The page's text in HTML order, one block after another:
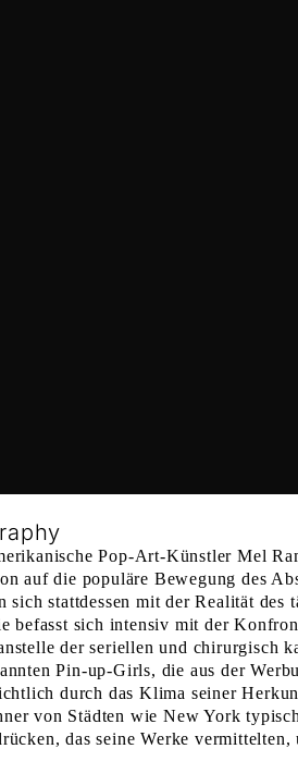
Pop-Art-Künstler Mel
auf die populäre Bewegung des
sich stattdessen mit der Realität des
befasst sich intensiv mit der
der seriellen und chirurgisch
Pin-up-Girls, die aus der
durch das Klima seiner
von Städten wie New York
das seine Werke